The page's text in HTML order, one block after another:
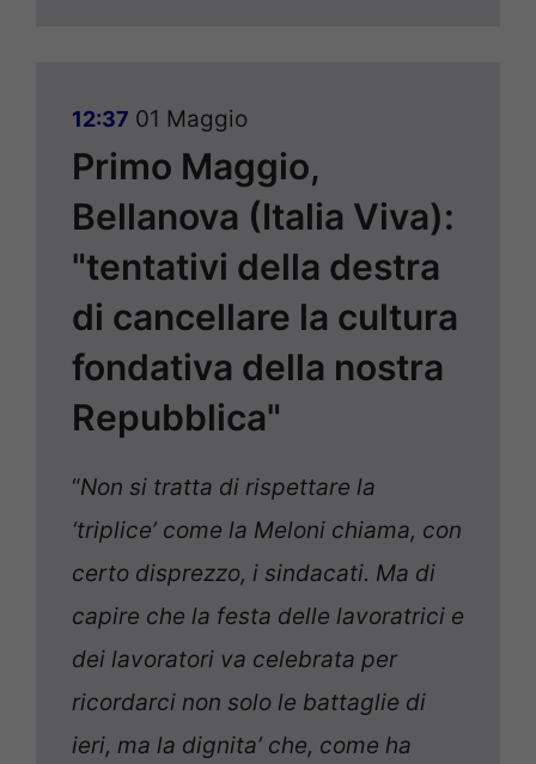
12:37 01 Maggio
Primo Maggio,
Bellanova (Italia Viva):
"tentativi della destra
di cancellare la cultura
fondativa della nostra
Repubblica"
“Non si tratta di rispettare la
‘triplice’ come la Meloni chiama, con
certo disprezzo, i sindacati. Ma di
capire che la festa delle lavoratrici e
dei lavoratori va celebrata per
ricordarci non solo le battaglie di
ieri, ma la dignita’ che, come ha